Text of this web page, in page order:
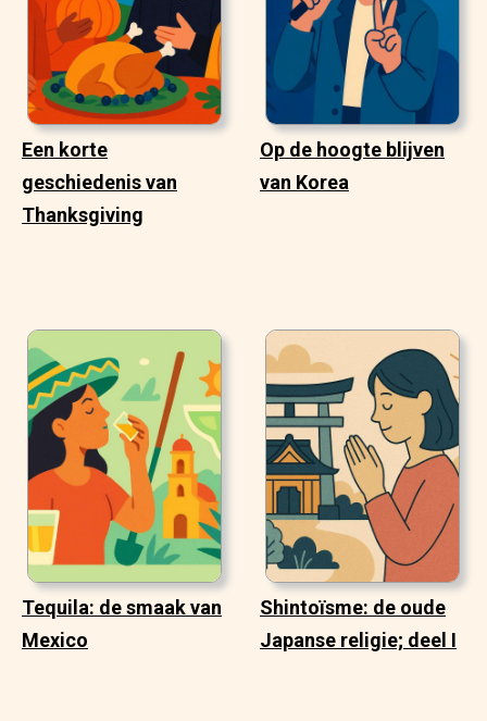
Een korte
geschiedenis van
Thanksgiving
Op de hoogte blijven
van Korea
Tequila: de smaak van
Mexico
Shintoïsme: de oude
Japanse religie; deel I